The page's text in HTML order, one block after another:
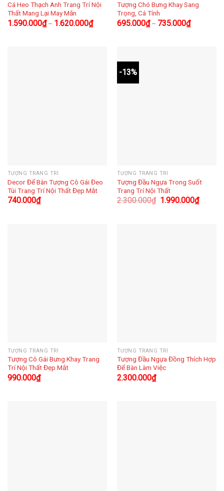
Cá Heo Thạch Anh Trang Trí Nội
Thất Mang Lại May Mắn
1.590.000₫– 1.620.000₫
Tượng Chó Bưng Khay Sang
Trọng, Cá Tính
695.000₫– 735.000₫
TƯỢNG TRANG TRÍ
Decor Để Bàn Tượng Cô Gái Đeo
Túi Trang Trí Nội Thất Đẹp Mắt
740.000₫
-13%
TƯỢNG TRANG TRÍ
Tượng Đầu Ngựa Trong Suốt
Trang Trí Nội Thất
2.300.000₫ 1.990.000₫
TƯỢNG TRANG TRÍ
Tượng Cô Gái Bưng Khay Trang
Trí Nội Thất Đẹp Mắt
990.000₫
TƯỢNG TRANG TRÍ
Tượng Đầu Ngựa Đồng Thích Hợp
Để Bàn Làm Việc
2.300.000₫